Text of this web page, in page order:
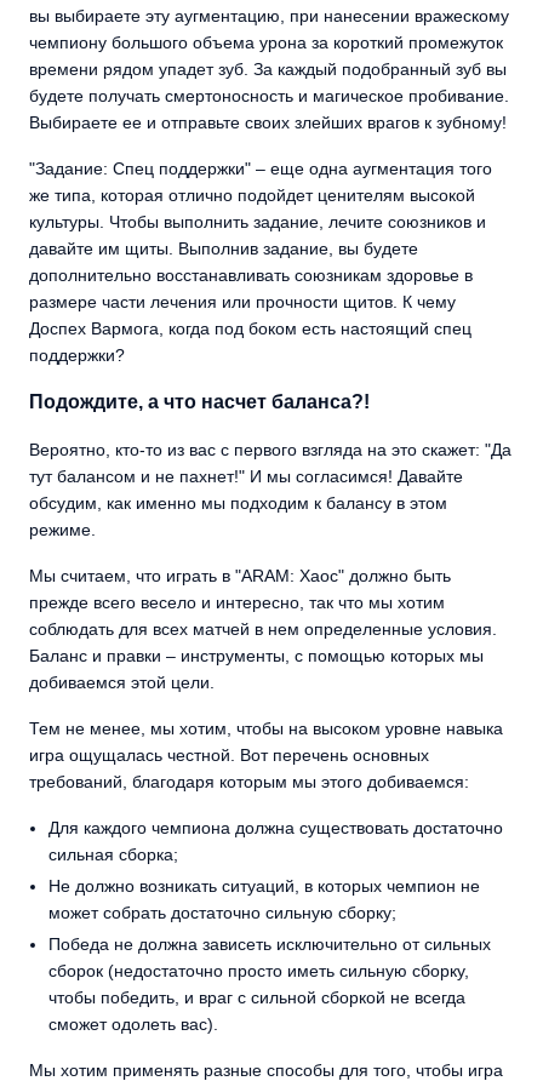
вы выбираете эту аугментацию, при нанесении вражескому
чемпиону большого объема урона за короткий промежуток
времени рядом упадет зуб. За каждый подобранный зуб вы
будете получать смертоносность и магическое пробивание.
Выбираете ее и отправьте своих злейших врагов к зубному!
"Задание: Спец поддержки" – еще одна аугментация того
же типа, которая отлично подойдет ценителям высокой
культуры. Чтобы выполнить задание, лечите союзников и
давайте им щиты. Выполнив задание, вы будете
дополнительно восстанавливать союзникам здоровье в
размере части лечения или прочности щитов. К чему
Доспех Вармога, когда под боком есть настоящий спец
поддержки?
Подождите, а что насчет баланса?!
Вероятно, кто-то из вас с первого взгляда на это скажет: "Да
тут балансом и не пахнет!" И мы согласимся! Давайте
обсудим, как именно мы подходим к балансу в этом
режиме.
Мы считаем, что играть в "ARAM: Хаос" должно быть
прежде всего весело и интересно, так что мы хотим
соблюдать для всех матчей в нем определенные условия.
Баланс и правки – инструменты, с помощью которых мы
добиваемся этой цели.
Тем не менее, мы хотим, чтобы на высоком уровне навыка
игра ощущалась честной. Вот перечень основных
требований, благодаря которым мы этого добиваемся:
Для каждого чемпиона должна существовать достаточно
сильная сборка;
Не должно возникать ситуаций, в которых чемпион не
может собрать достаточно сильную сборку;
Победа не должна зависеть исключительно от сильных
сборок (недостаточно просто иметь сильную сборку,
чтобы победить, и враг с сильной сборкой не всегда
сможет одолеть вас).
Мы хотим применять разные способы для того, чтобы игра